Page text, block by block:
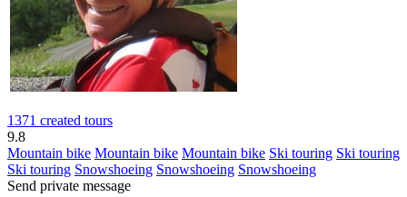
1371 created tours
9.8
Mountain bike Mountain bike Mountain bike Ski touring Ski touring
Ski touring Snowshoeing Snowshoeing Snowshoeing
Send private message